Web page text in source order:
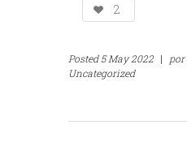
2
Posted5 May 2022 | por
Uncategorized